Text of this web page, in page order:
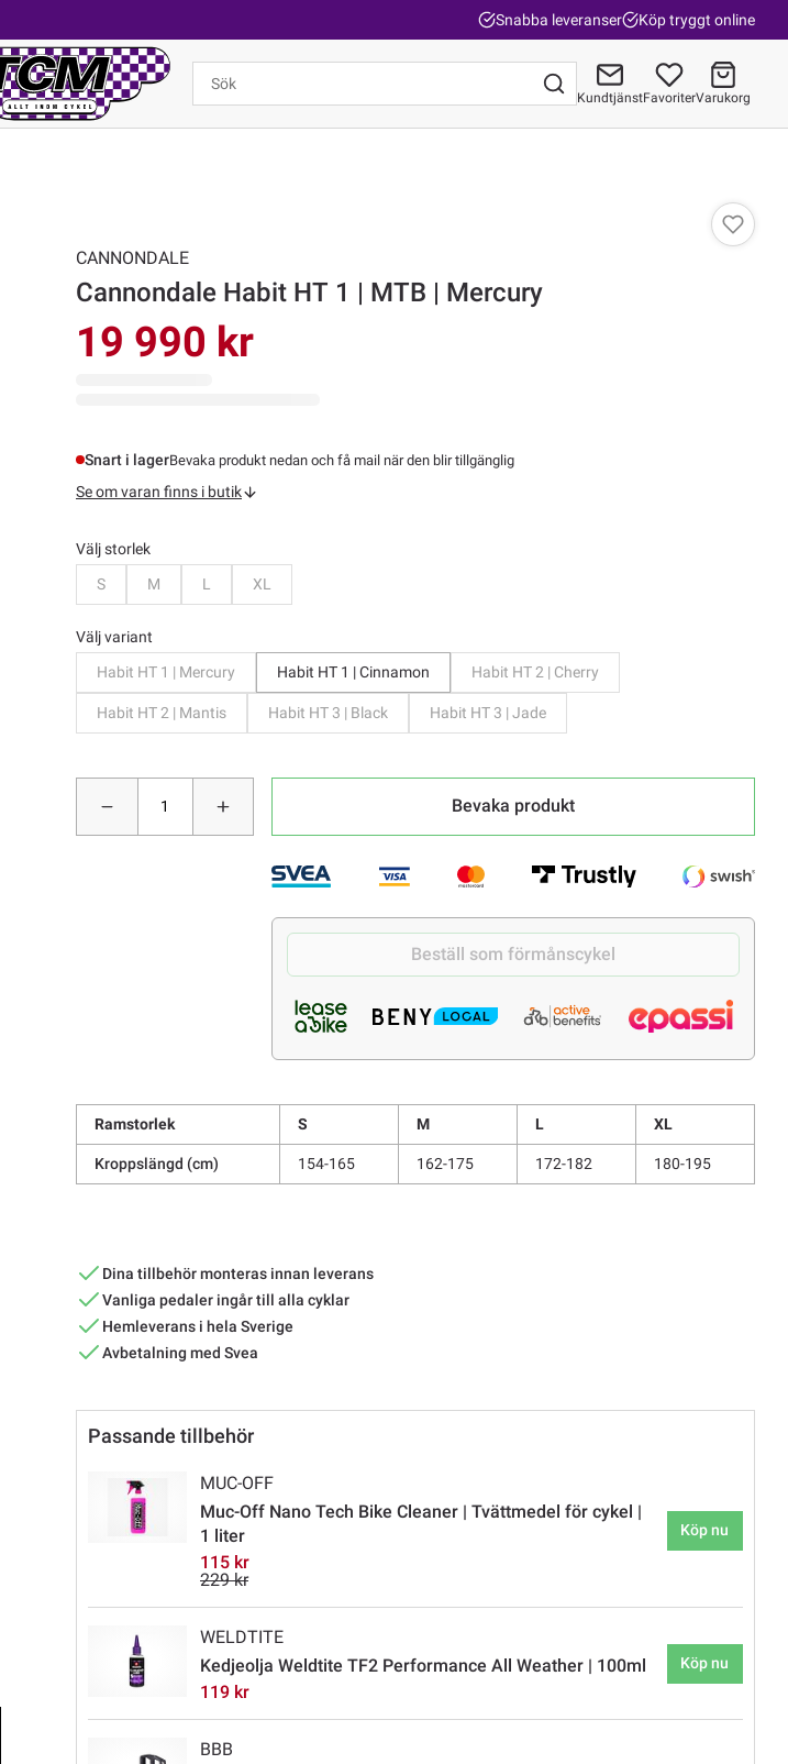
Snabba leveranser Köp tryggt online
KundtjänstFavoriterVarukorg
CANNONDALE
Cannondale Habit HT 1 | MTB | Mercury
19 990 kr
Snart i lagerBevaka produkt nedan och få mail när den blir tillgänglig
Se om varan finns i butik
Välj storlek
S
M L XL
Välj variant
Habit HT 1 | Mercury
Habit HT 1 | Cinnamon Habit HT 2 | Cherry
Habit HT 2 | Mantis Habit HT 3 | Black Habit HT 3 | Jade
Bevaka produkt
Beställ som förmånscykel
Ramstorlek S M L XL
Kroppslängd (cm) 154-165 162-175 172-182 180-195
Dina tillbehör monteras innan leverans
Vanliga pedaler ingår till alla cyklar
Hemleverans i hela Sverige
Avbetalning med Svea
Passande tillbehör
MUC-OFF
Muc-Off Nano Tech Bike Cleaner | Tvättmedel för cykel |
1 liter
115 kr
229 kr
Köp nu
WELDTITE
Kedjeolja Weldtite TF2 Performance All Weather | 100ml
119 kr
Köp nu
BBB